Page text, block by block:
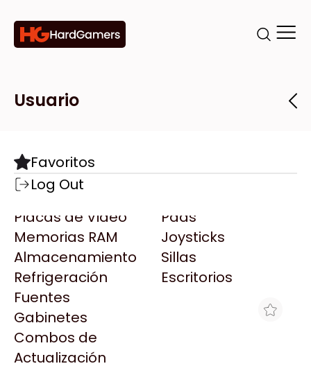
Categorías
Componentes
Motherboards
Microprocesadores
Placas de Video
Memorias RAM
Almacenamiento
Refrigeración
Fuentes
Gabinetes
Combos de
Actualización
Pads
Joysticks
Sillas
Escritorios
Marcas
Todas las Marcas
AMD
AULA
Acer
Adata
AeroCool
Antec
Arkham
Asrock
Tiendas
Destacadas
Usuario
Favoritos
Log Out
HD 20TB SEAGATE IRONWOLF PRO
SATA 6GB/S 256MB NAS